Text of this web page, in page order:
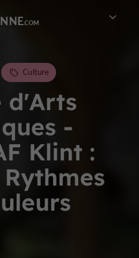
d'Arts
-
Klint :
Culture